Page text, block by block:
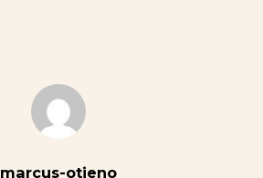
marcus-otieno